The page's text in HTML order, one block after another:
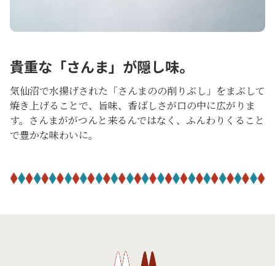
貴重な「さんま」が隠し味。
気仙沼で水揚げされた「さんまのの削りぶし」をまぶして
焼き上げることで、旨味、香ばしさが口の中に広がりま
す。さんまががつんと来るんではなく、ふんわりくること
で豊かな味わいに。